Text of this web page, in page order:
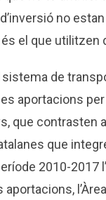
no
el que utilitzen
sistema de
aportacions
que contrasten
que
2010-2017
aportacions,